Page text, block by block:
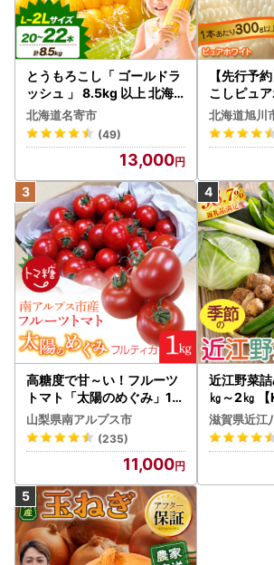
とうもろこし「 ゴールドラ
ッシュ 」 8.5kg 以上 北海
道 名寄 スイートコーン
北海道名寄市
(49)
13,000
【先行予
こしピュ
6kg（
発送開始）
北海道旭川
高糖度で甘～い！フルーツ
トマト「太陽のめぐみ」1k
g ALPBI001 | 高糖度 おす
すめ 産地直送 新鮮 フレッ
シュ 高栄養素 南アルプス市
山梨県南アルプス市
(235)
11,000
近江野菜
㎏～2㎏
旬 新鮮
滋賀県近江